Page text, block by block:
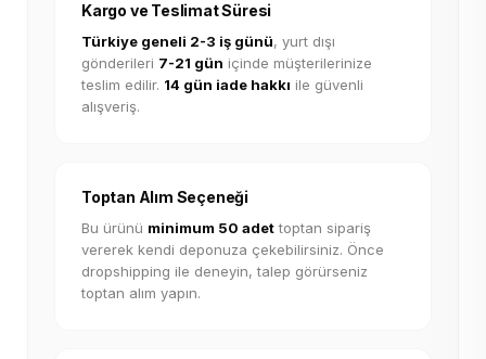
Kargo ve Teslimat Süresi
Türkiye geneli 2-3 iş günü, yurt dışı
gönderileri 7-21 gün içinde müşterilerinize
teslim edilir. 14 gün iade hakkı ile güvenli
alışveriş.
Toptan Alım Seçeneği
Bu ürünü minimum 50 adettoptan sipariş
vererek kendi deponuza çekebilirsiniz. Önce
dropshipping ile deneyin, talep görürseniz
toptan alım yapın.